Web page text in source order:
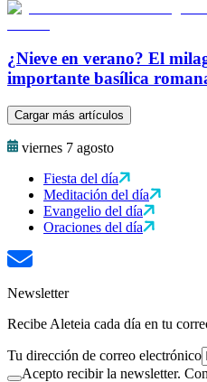
¿Nieve en verano? El
importante basílica
Cargar más artículos
viernes 7 agosto
Fiesta del día
Meditación del día
Evangelio del día
Oraciones del día
Newsletter
Recibe Aleteia cada día en tu
Tu dirección de correo electrónico
Acepto recibir la newsletter.